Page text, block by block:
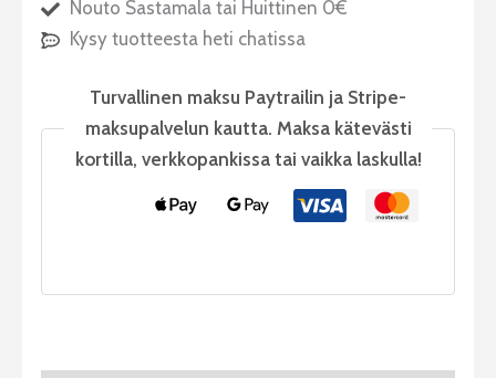
Nouto Sastamala tai Huittinen 0€
Kysy tuotteesta heti chatissa
Turvallinen maksu Paytrailin ja Stripe-
maksupalvelun kautta. Maksa kätevästi
kortilla, verkkopankissa tai vaikka laskulla!